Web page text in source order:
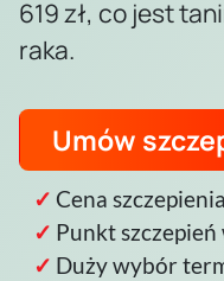
619 zł, co jest
raka.
Umów
Cena
Punkt
Duży wybór